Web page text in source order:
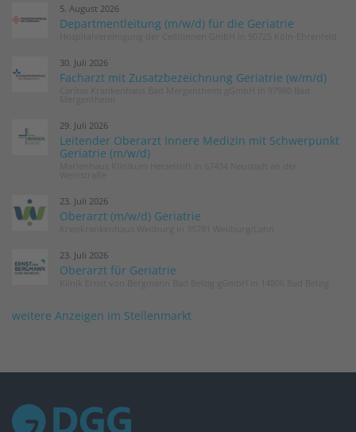
5. August 2026
Departmentleitung (m/w/d) für die Geriatrie
30. Juli 2026
Facharzt mit Zusatzbezeichnung Geriatrie (w/m/d)
29. Juli 2026
Leitender Oberarzt Innere Medizin mit Schwerpunkt
Geriatrie (m/w/d)
23. Juli 2026
Oberarzt (m/w/d) Geriatrie
23. Juli 2026
Oberarzt für Geriatrie
weitere Anzeigen im Stellenmarkt